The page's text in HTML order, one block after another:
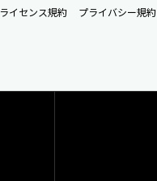
ライセンス規約 プライバシー規約